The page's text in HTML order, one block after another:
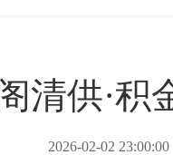
清供·积
2026-02-02 23:00:00